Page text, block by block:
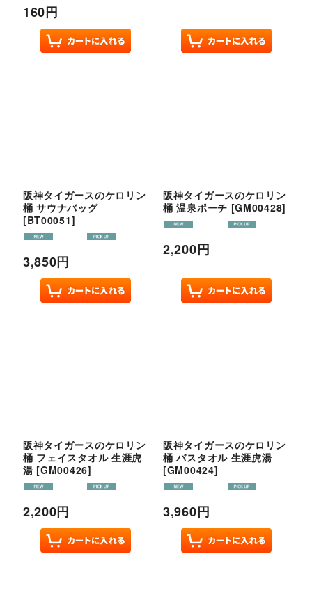
160円
阪神タイガースのケロリン
桶 サウナバッグ
[BT00051]
3,850円
阪神タイガースのケロリン
桶 温泉ポーチ [GM00428]
2,200円
阪神タイガースのケロリン
桶 フェイスタオル 生涯虎
湯 [GM00426]
2,200円
阪神タイガースのケロリン
桶 バスタオル 生涯虎湯
[GM00424]
3,960円